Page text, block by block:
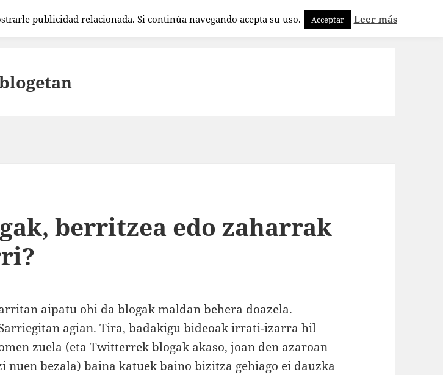
berritzea edo zaharrak
aipatu ohi da blogak maldan behera doazela.
agian. Tira, badakigu bideoak irrati-izarra hil
zuela (eta Twitterrek blogak akaso, joan den azaroan
nuen bezala) baina katuek baino bizitza gehiago ei dauzka
publicidad relacionada. Si continúa navegando acepta su uso. Acceptar Leer más